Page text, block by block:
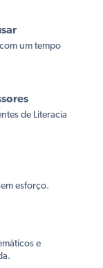
um tempo
de Literacia
esforço.
e